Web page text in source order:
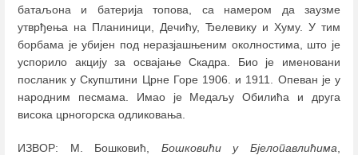
батаљона и батерија топова, са намером да заузме
утврђења на Планиници, Дечићу, Ђелевику и Хуму. У тим
борбама је убијен под неразјашњеним околностима, што је
успорило акцију за освајање Скадра. Био је именовани
посланик у Скупштини Црне Горе 1906. и 1911. Опеван је у
народним песмама. Имао је Медаљу Обилића и друга
висока црногорска одликовања.
ИЗВОР: М. Бошковић, Бошковићи у Бјелопавлићима